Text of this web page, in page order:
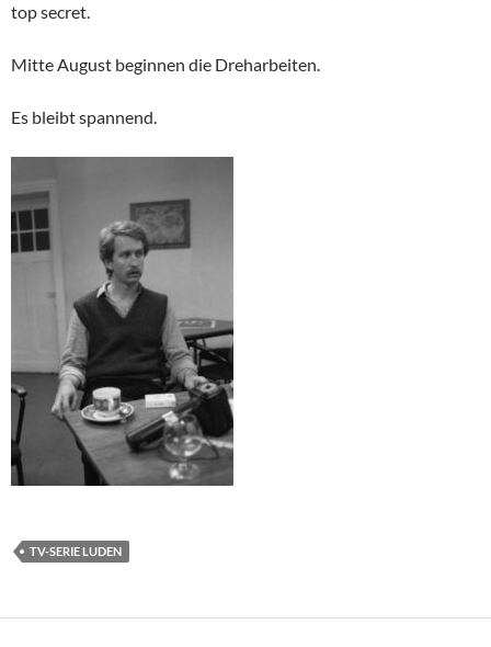
top secret.
Mitte August beginnen die Dreharbeiten.
Es bleibt spannend.
TV-SERIE LUDEN